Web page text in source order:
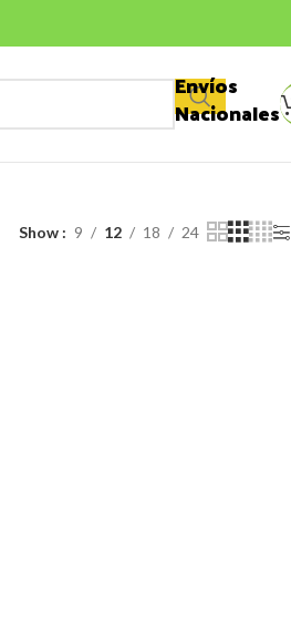
Envíos
Nacionales
Show 9 12 18 24